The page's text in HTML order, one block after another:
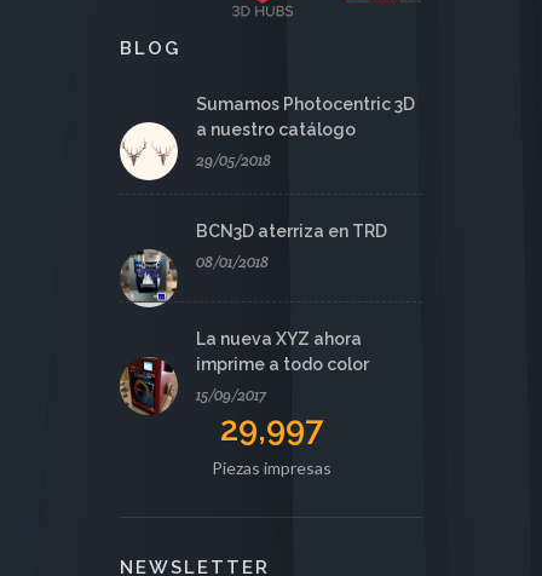
BLOG
Sumamos Photocentric 3D
a nuestro catálogo
29/05/2018
BCN3D aterriza en TRD
08/01/2018
La nueva XYZ ahora
imprime a todo color
15/09/2017
29,997
Piezas impresas
NEWSLETTER